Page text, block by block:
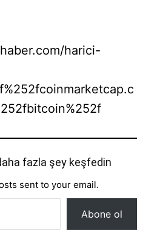
harici-
fazla şey keşfedin
sent to your email.
Abone ol